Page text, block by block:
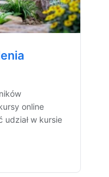
online
udział w kursie